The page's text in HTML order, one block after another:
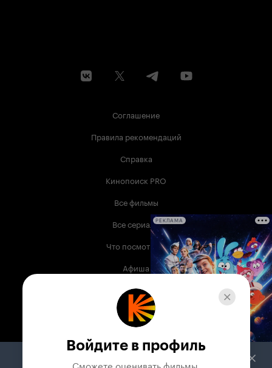
Соглашение
Правила рекомендаций
Справка
Кинопоиск PRO
Все фильмы
Все сериалы
Что посмотреть
Афиша
Музыка
Телепрограмма
Служба поддержки
РЕКЛАМА
Войдите в профиль
Сможете оценивать фильмы,